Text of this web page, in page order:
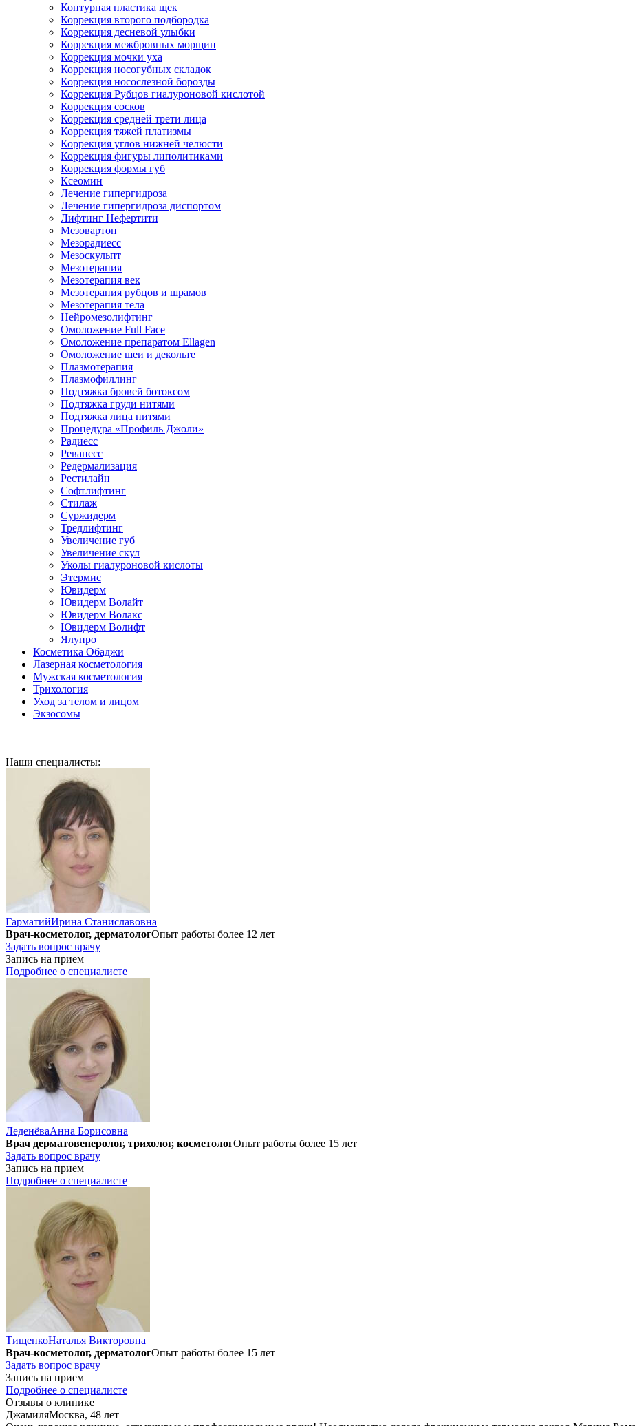
Контурная пластика щек
Коррекция второго подбородка
Коррекция десневой улыбки
Коррекция межбровных морщин
Коррекция мочки уха
Коррекция носогубных складок
Коррекция носослезной борозды
Коррекция Рубцов гиалуроновой кислотой
Коррекция сосков
Коррекция средней трети лица
Коррекция тяжей платизмы
Коррекция углов нижней челюсти
Коррекция фигуры липолитиками
Коррекция формы губ
Ксеомин
Лечение гипергидроза
Лечение гипергидроза диспортом
Лифтинг Нефертити
Мезовартон
Мезорадиесс
Мезоскульпт
Мезотерапия
Мезотерапия век
Мезотерапия рубцов и шрамов
Мезотерапия тела
Нейромезолифтинг
Омоложение Full Face
Омоложение препаратом Ellagen
Омоложение шеи и декольте
Плазмотерапия
Плазмофиллинг
Подтяжка бровей ботоксом
Подтяжка груди нитями
Подтяжка лица нитями
Процедура «Профиль Джоли»
Радиесс
Реванесс
Редермализация
Рестилайн
Софтлифтинг
Стилаж
Суржидерм
Тредлифтинг
Увеличение губ
Увеличение скул
Уколы гиалуроновой кислоты
Этермис
Ювидерм
Ювидерм Волайт
Ювидерм Волакс
Ювидерм Волифт
Ялупро
Косметика Обаджи
Лазерная косметология
Мужская косметология
Трихология
Уход за телом и лицом
Экзосомы
Наши специалисты:
ГарматийИрина Станиславовна
Врач-косметолог, дерматологОпыт работы более 12 лет
Задать вопрос врачу
Запись на прием
Подробнее о специалисте
ЛеденёваАнна Борисовна
Врач дерматовенеролог, трихолог, косметологОпыт работы более 15 лет
Задать вопрос врачу
Запись на прием
Подробнее о специалисте
ТищенкоНаталья Викторовна
Врач-косметолог, дерматологОпыт работы более 15 лет
Задать вопрос врачу
Запись на прием
Подробнее о специалисте
Отзывы о клинике
ДжамиляМосква, 48 лет